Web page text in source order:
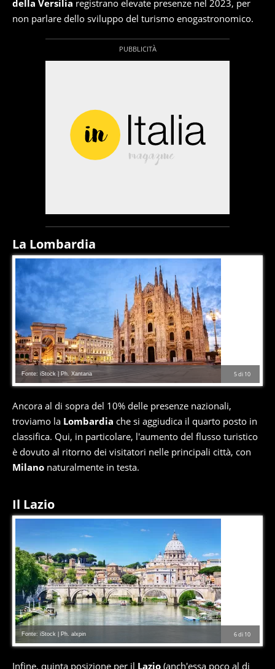
della Versilia registrano elevate presenze nel 2023, per
non parlare dello sviluppo del turismo enogastronomico.
La Lombardia
5di 10
Fonte: iStock | Ph. Xantana
Ancora al di sopra del 10% delle presenze nazionali,
troviamo la Lombardia che si aggiudica il quarto posto in
classifica. Qui, in particolare, l'aumento del flusso turistico
è dovuto al ritorno dei visitatori nelle principali città, con
Milano naturalmente in testa.
Il Lazio
6di 10
Fonte: iStock | Ph. alxpin
Infine, quinta posizione per il Lazio (anch'essa poco al di